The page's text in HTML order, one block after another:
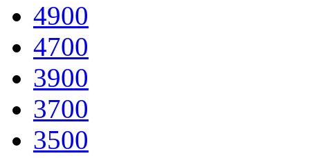
4900
4700
3900
3700
3500